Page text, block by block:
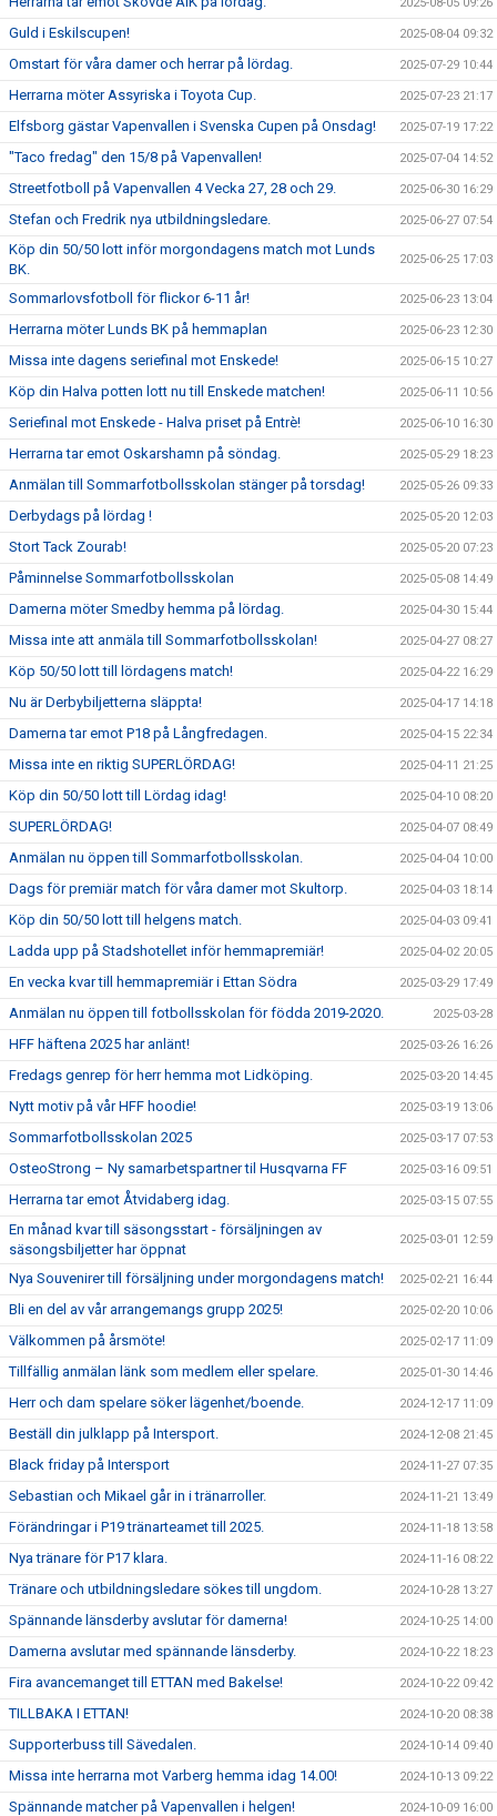
Guld i Eskilscupen! 2025-08-04 09:32
Omstart för våra damer och herrar på lördag. 2025-07-29 10:44
Herrarna möter Assyriska i Toyota Cup. 2025-07-23 21:17
Elfsborg gästar Vapenvallen i Svenska Cupen på Onsdag! 2025-07-19 17:22
"Taco fredag" den 15/8 på Vapenvallen! 2025-07-04 14:52
Streetfotboll på Vapenvallen 4 Vecka 27, 28 och 29. 2025-06-30 16:29
Stefan och Fredrik nya utbildningsledare. 2025-06-27 07:54
Köp din 50/50 lott inför morgondagens match mot Lunds
BK.
2025-06-25 17:03
Sommarlovsfotboll för flickor 6-11 år! 2025-06-23 13:04
Herrarna möter Lunds BK på hemmaplan 2025-06-23 12:30
Missa inte dagens seriefinal mot Enskede! 2025-06-15 10:27
Köp din Halva potten lott nu till Enskede matchen! 2025-06-11 10:56
Seriefinal mot Enskede - Halva priset på Entrè! 2025-06-10 16:30
Herrarna tar emot Oskarshamn på söndag. 2025-05-29 18:23
Anmälan till Sommarfotbollsskolan stänger på torsdag! 2025-05-26 09:33
Derbydags på lördag ! 2025-05-20 12:03
Stort Tack Zourab! 2025-05-20 07:23
Påminnelse Sommarfotbollsskolan 2025-05-08 14:49
Damerna möter Smedby hemma på lördag. 2025-04-30 15:44
Missa inte att anmäla till Sommarfotbollsskolan! 2025-04-27 08:27
Köp 50/50 lott till lördagens match! 2025-04-22 16:29
Nu är Derbybiljetterna släppta! 2025-04-17 14:18
Damerna tar emot P18 på Långfredagen. 2025-04-15 22:34
Missa inte en riktig SUPERLÖRDAG! 2025-04-11 21:25
Köp din 50/50 lott till Lördag idag! 2025-04-10 08:20
SUPERLÖRDAG! 2025-04-07 08:49
Anmälan nu öppen till Sommarfotbollsskolan. 2025-04-04 10:00
Dags för premiär match för våra damer mot Skultorp. 2025-04-03 18:14
Köp din 50/50 lott till helgens match. 2025-04-03 09:41
Ladda upp på Stadshotellet inför hemmapremiär! 2025-04-02 20:05
En vecka kvar till hemmapremiär i Ettan Södra 2025-03-29 17:49
Anmälan nu öppen till fotbollsskolan för födda 2019-2020. 2025-03-28
HFF häftena 2025 har anlänt! 2025-03-26 16:26
Fredags genrep för herr hemma mot Lidköping. 2025-03-20 14:45
Nytt motiv på vår HFF hoodie! 2025-03-19 13:06
Sommarfotbollsskolan 2025 2025-03-17 07:53
OsteoStrong – Ny samarbetspartner til Husqvarna FF 2025-03-16 09:51
Herrarna tar emot Åtvidaberg idag. 2025-03-15 07:55
En månad kvar till säsongsstart - försäljningen av
säsongsbiljetter har öppnat
2025-03-01 12:59
Nya Souvenirer till försäljning under morgondagens match! 2025-02-21 16:44
Bli en del av vår arrangemangs grupp 2025! 2025-02-20 10:06
Välkommen på årsmöte! 2025-02-17 11:09
Tillfällig anmälan länk som medlem eller spelare. 2025-01-30 14:46
Herr och dam spelare söker lägenhet/boende. 2024-12-17 11:09
Beställ din julklapp på Intersport. 2024-12-08 21:45
Black friday på Intersport 2024-11-27 07:35
Sebastian och Mikael går in i tränarroller. 2024-11-21 13:49
Förändringar i P19 tränarteamet till 2025. 2024-11-18 13:58
Nya tränare för P17 klara. 2024-11-16 08:22
Tränare och utbildningsledare sökes till ungdom. 2024-10-28 13:27
Spännande länsderby avslutar för damerna! 2024-10-25 14:00
Damerna avslutar med spännande länsderby. 2024-10-22 18:23
Fira avancemanget till ETTAN med Bakelse! 2024-10-22 09:42
TILLBAKA I ETTAN! 2024-10-20 08:38
Supporterbuss till Sävedalen. 2024-10-14 09:40
Missa inte herrarna mot Varberg hemma idag 14.00! 2024-10-13 09:22
Spännande matcher på Vapenvallen i helgen! 2024-10-09 16:00